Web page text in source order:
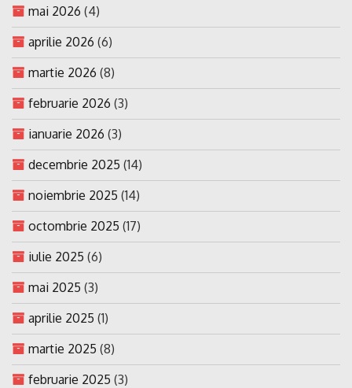
mai 2026 (4)
aprilie 2026 (6)
martie 2026 (8)
februarie 2026 (3)
ianuarie 2026 (3)
decembrie 2025 (14)
noiembrie 2025 (14)
octombrie 2025 (17)
iulie 2025 (6)
mai 2025 (3)
aprilie 2025 (1)
martie 2025 (8)
februarie 2025 (3)